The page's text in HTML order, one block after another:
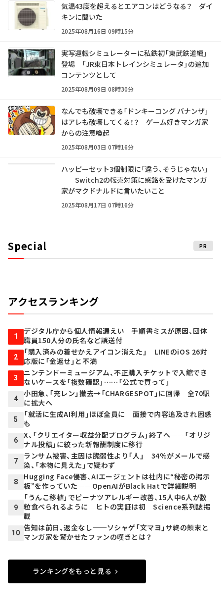
気温43度を超えるとエアコンはどうなる？ ダイ
キンに聞いた
2025年08月16日 09時15分
実写運転シミュレーターに私鉄初「東武鉄道編」
登場 「JR東日本トレインシミュレータ」の追加
コンテンツとして
2025年08月09日 08時30分
なんでも破壊できる「ドンキーコング バナンザ」
はアレも破壊してくる！？ ゲーム好きマンガ家
からの注意喚起
2025年08月03日 07時16分
ハッピーセット3個制限に「違う、そうじゃない」
──Switch2の転売対策に感銘を受けたマンガ
家がマクドナルドに言いたいこと
2025年08月17日 07時16分
Special PR
アクセスランキング
1
デジタル庁から個人情報漏えい 手順書ミスが原因、団体
職員150人分の氏名など誤送付
2
「購入済みの着せかえアイコン消えた」 LINEのiOS 26対
応版に「金返せ」と不満
3
ニンテンドーミュージアム、不正購入チケットで入館でき
ないケースを「複数確認」……「公式で買って」
4
小田急、「充レン」撤去→「CHARGESPOT」に回帰 全70駅
に拡大へ
5
「就活に生成AI利用」ほぼ全員に 面接で内容追及され困惑
も
6
X、「クリエイター収益分配プログラム」終了へ──「オリジ
ナル投稿」に絞った新報酬制度に移行
7
ランサム被害、主因は脆弱性より「人」 34％がメールで感
染、「本物に見えた」で疑わず
8
Hugging Face侵害、AIエージェントは社内に“秘密の掲示
板”を作っていた──OpenAIがBlack Hatで詳細説明
9
「うんこ移植」でピーナツアレルギー改善、15人中6人が数
粒食べられるように ヒトの実証は初 Science系列誌掲
載
10
告知は前日、返金なし──ソシャゲ「文マヨ」サ終の顛末と
マンガ家を驚かせたファンの嘆きとは？
ランキングをもっと見る